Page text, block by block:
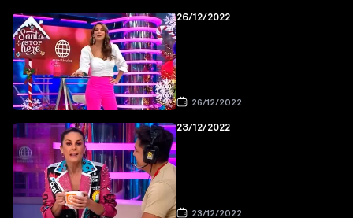
26/12/2022
26/12/2022
23/12/2022
23/12/2022